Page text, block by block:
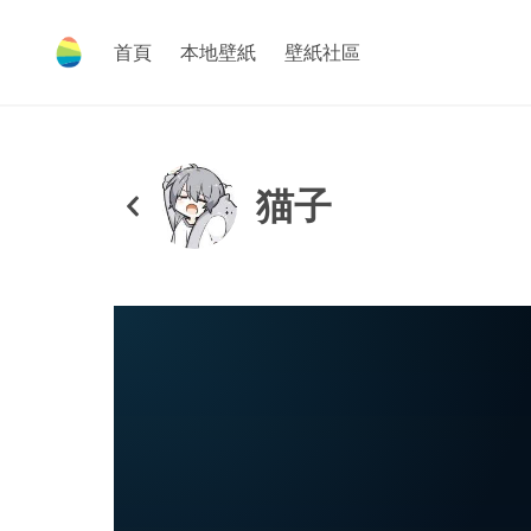
首頁 本地壁紙 壁紙社區
猫子